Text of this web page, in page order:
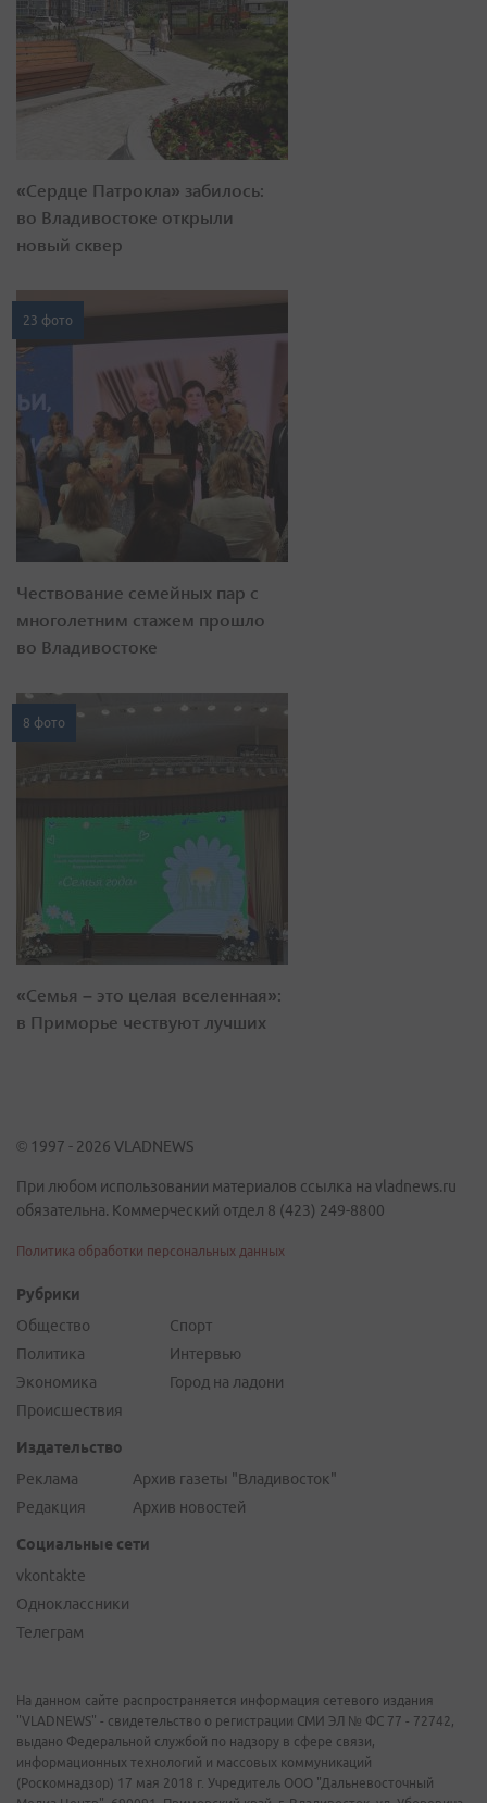
«Сердце Патрокла» забилось:
во Владивостоке открыли
новый сквер
23 фото
Чествование семейных пар с
многолетним стажем прошло
во Владивостоке
8 фото
«Семья – это целая вселенная»:
в Приморье чествуют лучших
© 1997 - 2026 VLADNEWS
При любом использовании материалов ссылка на vladnews.ru
обязательна. Коммерческий отдел 8 (423) 249-8800
Политика обработки персональных данных
Рубрики
Общество
Политика
Экономика
Происшествия
Спорт
Интервью
Город на ладони
Издательство
Реклама
Редакция
Архив газеты "Владивосток"
Архив новостей
Социальные сети
vkontakte
Одноклассники
Телеграм
На данном сайте распространяется информация сетевого издания
"VLADNEWS" - свидетельство о регистрации СМИ ЭЛ № ФС 77 - 72742,
выдано Федеральной службой по надзору в сфере связи,
информационных технологий и массовых коммуникаций
(Роскомнадзор) 17 мая 2018 г. Учредитель ООО "Дальневосточный